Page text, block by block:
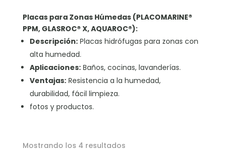
Placas para Zonas Húmedas (PLACOMARINE®
PPM, GLASROC® X, AQUAROC®):
Descripción:Placas hidrófugas para zonas con
alta humedad.
Aplicaciones:Baños, cocinas, lavanderías.
Ventajas:Resistencia a la humedad,
durabilidad, fácil limpieza.
fotos y productos.
Mostrando los 4 resultados